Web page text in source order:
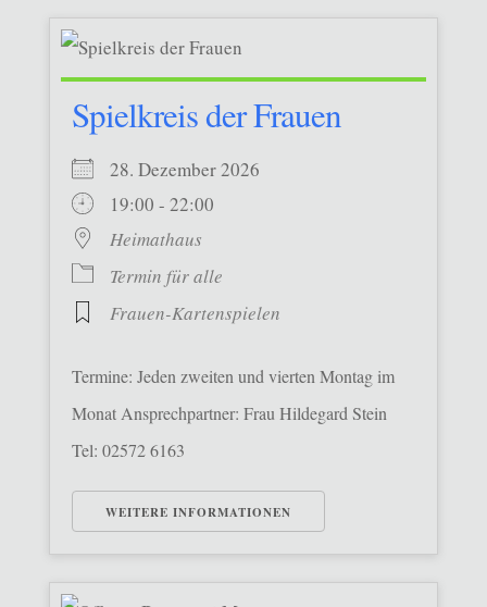
Spielkreis der Frauen
28. Dezember 2026
19:00 - 22:00
Heimathaus
Termin für alle
Frauen-Kartenspielen
Termine: Jeden zweiten und vierten Montag im
Monat Ansprechpartner: Frau Hildegard Stein
Tel: 02572 6163
WEITERE INFORMATIONEN